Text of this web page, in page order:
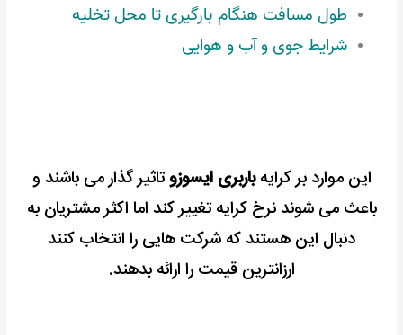
طول مسافت هنگام بارگیری تا محل تخلیه
شرایط جوی و آب و هوایی
این موارد بر کرایهباربری ایسوزوتاثیر گذار می باشند و
باعث می شوند نرخ کرایه تغییر کند اما اکثر مشتریان به
دنبال این هستند که شرکت هایی را انتخاب کنند
ارزانترین قیمت را ارائه بدهند.